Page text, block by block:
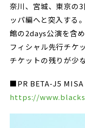
奈川、宮城、東京の
ッパ編へと突入する
館の2days公演を含
フィシャル先行チケ
チケットの残りが少
■PR BETA-J5 MISA
https://